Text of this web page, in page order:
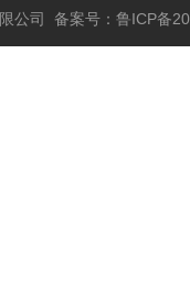
公司 备案号：鲁ICP备